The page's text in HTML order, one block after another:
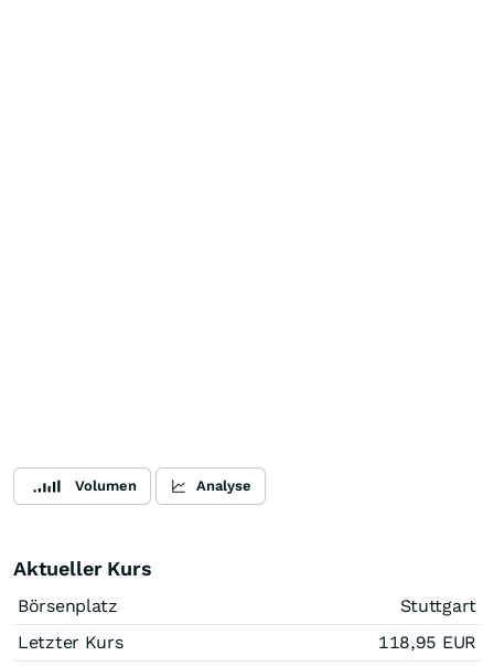
Volumen Analyse
Aktueller Kurs
Börsenplatz
Stuttgart
Letzter Kurs
118,95 EUR